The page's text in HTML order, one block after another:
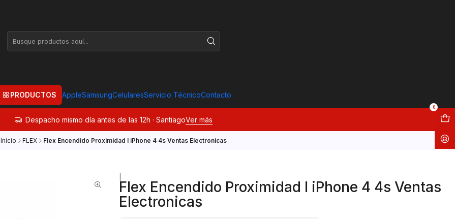
PRODUCTOS AppleSamsungCelularesServicio TécnicoContacto
0
Despacho mismo día antes de las 12h · SantiagoVer más
Inicio FLEX Flex Encendido Proximidad I iPhone 4 4s Ventas Electronicas
Flex Encendido Proximidad I iPhone 4 4s Ventas
Electronicas